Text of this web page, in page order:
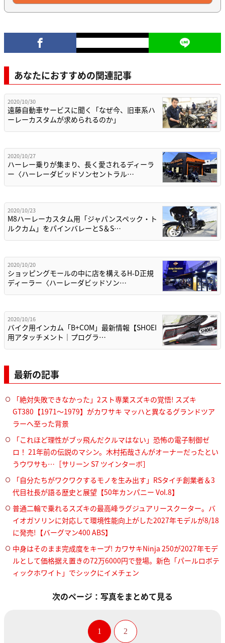
あなたにおすすめの関連記事
2020/10/30
遠藤自動車サービスに聞く「なぜ今、旧車系ハ
ーレーカスタムが求められるのか」
2020/10/27
ハーレー乗りが集まり、長く愛されるディーラ
ー〈ハーレーダビッドソンセントラル…
2020/10/23
M8ハーレーカスタム用「ジャパンスペック・ト
ルクカム」をパインバレーとS＆S…
2020/10/20
ショッピングモールの中に店を構えるH-D正規
ディーラー〈ハーレーダビッドソン…
2020/10/16
バイク用インカム「B+COM」最新情報【SHOEI
用アタッチメント｜プログラ…
最新の記事
「絶対失敗できなかった」2スト専業スズキの覚悟! スズキ
GT380【1971～1979】がカワサキ マッハと異なるグランドツア
ラーへ至った背景
「これほど理性がブッ飛んだクルマはない」恐怖の電子制御ゼ
ロ！ 21年前の伝説のマシン。木村拓哉さんがオーナーだったとい
うウワサも…［サリーン S7 ツインターボ］
「自分たちがワクワクするモノを生み出す」RSタイチ創業者＆3
代目社長が語る歴史と展望【50年カンパニー Vol.8】
普通二輪で乗れるスズキの最高峰ラグジュアリースクーター。バ
イオガソリンに対応して環境性能向上がした2027年モデルが8/18
に発売!【バーグマン400 ABS】
中身はそのまま完成度をキープ! カワサキNinja 250が2027年モデ
ルとして価格据え置きの72万6000円で登場。新色「パールロボテ
ィックホワイト」でシックにイメチェン
次のページ：写真をまとめて見る
1 2